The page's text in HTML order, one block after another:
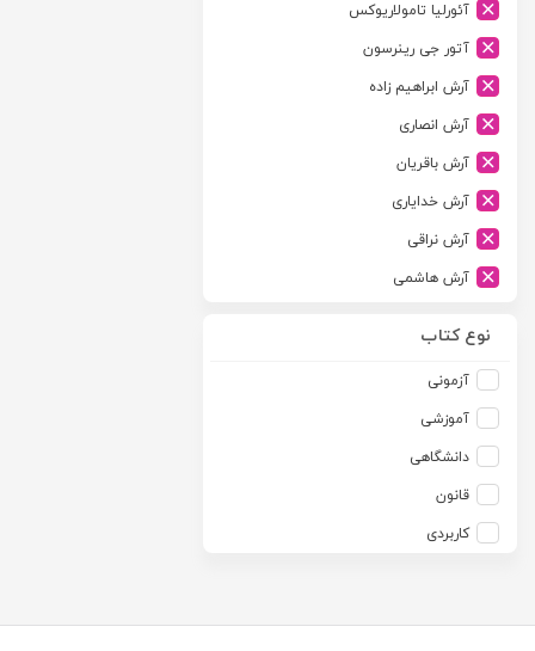
آیدین
ارجمند
ارسطو
ارشد
اسلامیه
اشکان
اطلاعات
امجد
امید انقلاب
آئورلیا تامولاریوکس
آتور جی رینرسون
آرش ابراهیم زاده
آرش انصاری
آرش باقریان
آرش خدایاری
آرش نراقی
آرش هاشمی
آزاده صادقی
آزیتا قربانی رحیم
آلبرت ون دایسی
آلن ردفرن
آمنه باخدا
آنتونی آگوس
نوع کتاب
آزمونی
آموزشی
دانشگاهی
قانون
کاربردی